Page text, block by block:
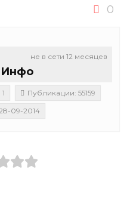
0
не в сети 12 месяцев
Публикации: 55159
09-2014